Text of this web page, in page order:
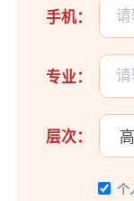
手机：
专业：
层次：
个